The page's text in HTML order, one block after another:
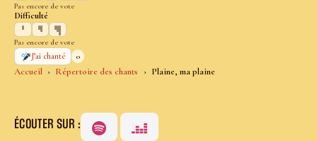
Accueil Répertoire des chants Plaine, ma plaine
Pas encore de vote
Difficulté
Pas encore de vote
J’ai chanté
0
ÉCOUTER SUR :